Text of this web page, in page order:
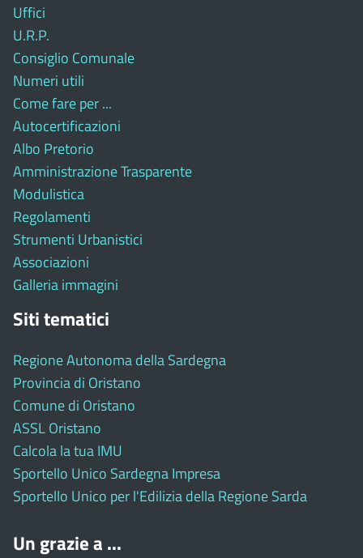
Uffici
U.R.P.
Consiglio Comunale
Numeri utili
Come fare per ...
Autocertificazioni
Albo Pretorio
Amministrazione Trasparente
Modulistica
Regolamenti
Strumenti Urbanistici
Associazioni
Galleria immagini
Siti tematici
Regione Autonoma della Sardegna
Provincia di Oristano
Comune di Oristano
ASSL Oristano
Calcola la tua IMU
Sportello Unico Sardegna Impresa
Sportello Unico per l'Edilizia della Regione Sarda
Un grazie a ...